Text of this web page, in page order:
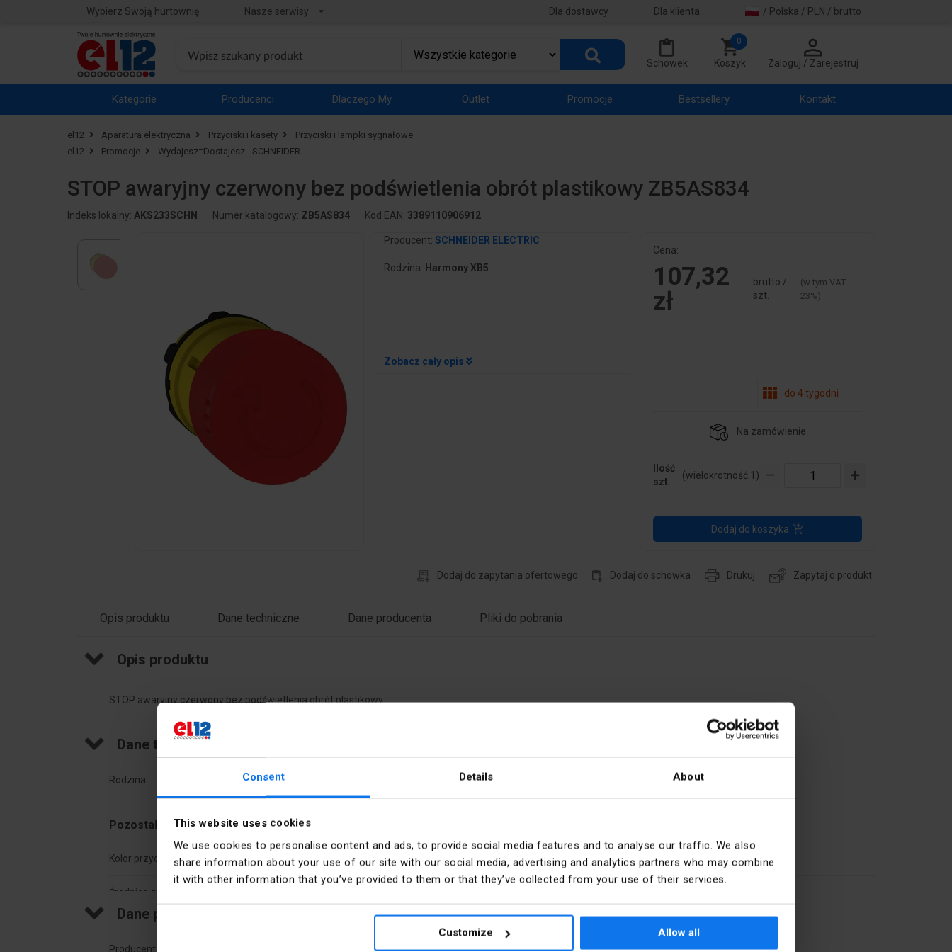
Consent Details About
This website uses cookies
We use cookies to personalise content and ads, to provide social media features and to analyse our traffic. We also
share information about your use of our site with our social media, advertising and analytics partners who may combine
it with other information that you’ve provided to them or that they’ve collected from your use of their services.
Customize Allow all
Wybierz Swoją hurtownię Nasze serwisy Dla dostawcy Dla klienta / Polska / PLN / brutto
Schowek Koszyk
0
Zaloguj / Zarejestruj
Kategorie Producenci Dlaczego My Outlet Promocje Bestsellery Kontakt
el12 Aparatura elektryczna Przyciski i kasety
Przyciski i lampki sygnałowe
el12
Promocje Wydajesz=Dostajesz - SCHNEIDER
STOP awaryjny czerwony bez podświetlenia obrót plastikowy ZB5AS834
Indeks lokalny: AKS233SCHN Numer katalogowy: ZB5AS834 Kod EAN: 3389110906912
Producent: SCHNEIDER ELECTRIC
Rodzina: Harmony XB5
Zobacz cały opis
Cena:
107,32
zł
brutto /
szt.
(w tym VAT
23%)
do 4 tygodni
Na zamówienie
Ilość
szt.
(wielokrotność:1 )
Dodaj do koszyka
Dodaj do zapytania ofertowego Dodaj do schowka Drukuj Zapytaj o produkt
Opis produktu Dane techniczne Dane producenta Pliki do pobrania
Opis produktu
STOP awaryjny czerwony bez podświetlenia obrót plastikowy
Dane techniczne
Rodzina 27.11.61.0
Pozostałe dane techniczne
Kolor przycisku Czerwony
Średnica grzybka
Kształt soczewki Okrągły
Inne
Dane producenta
Producent Schneider Electric Polska